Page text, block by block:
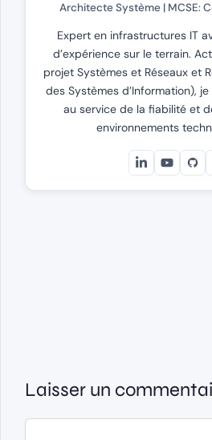
Architecte Système | MCSE:
Expert en infrastructures IT
d’expérience sur le terrain.
projet Systèmes et Réseaux et
des Systèmes d’Information),
au service de la fiabilité et
environnements
Laisser un
Commentaire